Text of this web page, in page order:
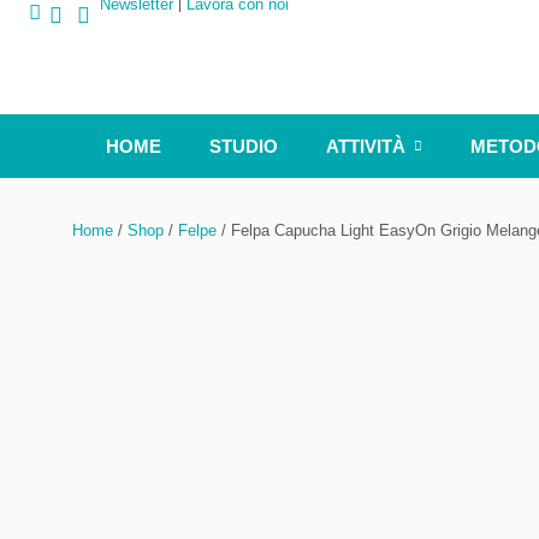
Newsletter Lavora con noi
HOME STUDIO ATTIVITÀ
Home / Shop / Felpe / Felpa Capucha Light EasyOn Grigio